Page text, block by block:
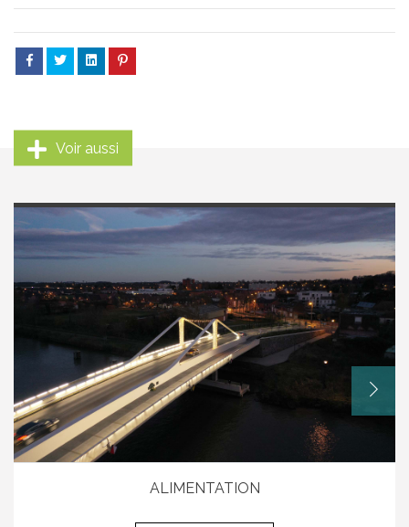
Voir aussi
ALIMENTATION